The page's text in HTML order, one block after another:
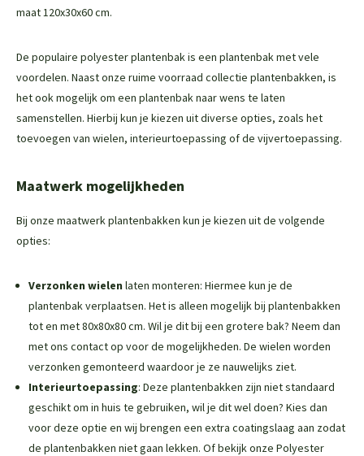
maat 120x30x60 cm.
De populaire polyester plantenbak is een plantenbak met vele
voordelen. Naast onze ruime voorraad collectie plantenbakken, is
het ook mogelijk om een plantenbak naar wens te laten
samenstellen. Hierbij kun je kiezen uit diverse opties, zoals het
toevoegen van wielen, interieurtoepassing of de vijvertoepassing.
Maatwerk mogelijkheden
Bij onze maatwerk plantenbakken kun je kiezen uit de volgende
opties:
Verzonken wielen laten monteren: Hiermee kun je de
plantenbak verplaatsen. Het is alleen mogelijk bij plantenbakken
tot en met 80x80x80 cm. Wil je dit bij een grotere bak? Neem dan
met ons contact op voor de mogelijkheden. De wielen worden
verzonken gemonteerd waardoor je ze nauwelijks ziet.
Interieurtoepassing: Deze plantenbakken zijn niet standaard
geschikt om in huis te gebruiken, wil je dit wel doen? Kies dan
voor deze optie en wij brengen een extra coatingslaag aan zodat
de plantenbakken niet gaan lekken. Of bekijk onze Polyester